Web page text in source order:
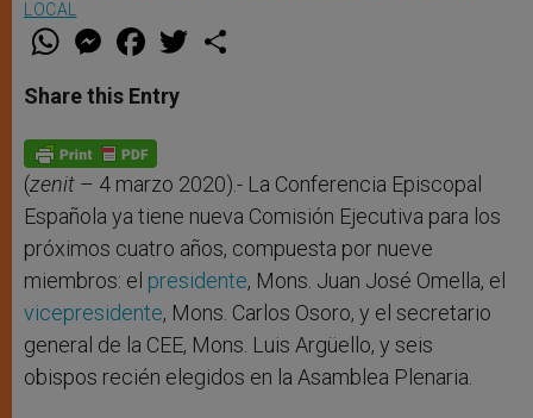
LOCAL
W
t
s
p
p
M
e
s
e
g
e
r
F
a
e
b
o
k
w
Share this Entry
(zenit – 4 marzo 2020).- La Conferencia Episcopal
Española ya tiene nueva Comisión Ejecutiva para los
próximos cuatro años, compuesta por nueve
miembros: el presidente, Mons. Juan José Omella, el
vicepresidente, Mons. Carlos Osoro, y el secretario
general de la CEE, Mons. Luis Argüello, y seis
obispos recién elegidos en la Asamblea Plenaria.